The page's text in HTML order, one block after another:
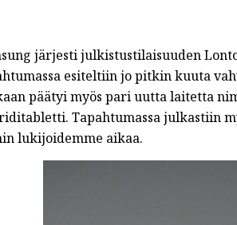
järjesti julkistustilaisuuden
esiteltiin jo pitkin kuuta
päätyi myös pari uutta laitetta
Tapahtumassa julkastiin
lukijoidemme aikaa.